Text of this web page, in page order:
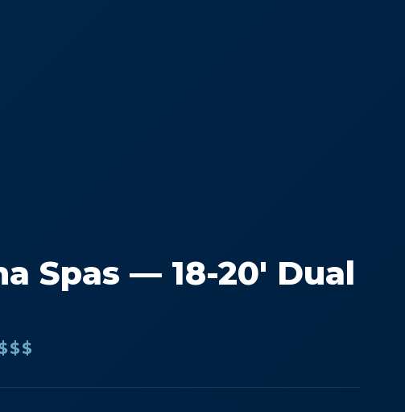
Spas — 18-20′ Dual